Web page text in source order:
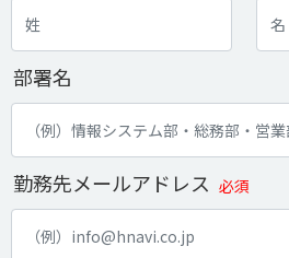
部署名
勤務先メールアドレス 必須